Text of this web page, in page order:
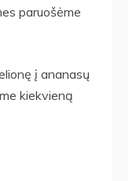
paruošėme
į ananasų
kiekvieną